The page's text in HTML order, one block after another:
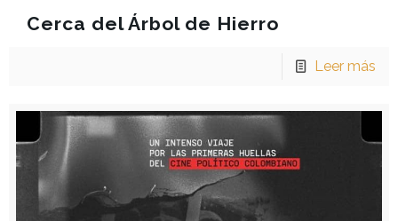
Cerca del Árbol de Hierro
Leer más